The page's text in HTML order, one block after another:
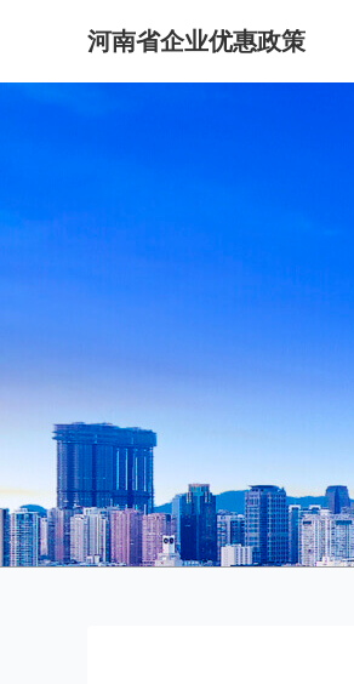
河南省企业优惠政策